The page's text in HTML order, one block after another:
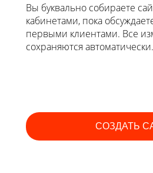
Вы буквально собираете
кабинетами, пока
первыми клиентами. Все
сохраняются автоматически.
СОЗДАТЬ